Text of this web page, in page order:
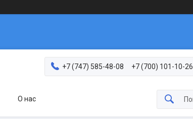
+7 (747) 585-48-08 +7 (700) 101-10-26
О нас